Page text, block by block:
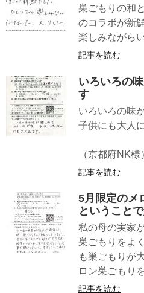
巣ごもりの和
のコラボが新
楽しみながら
記事を読む
いろいろの
す
いろいろの味
子供にも大人
（京都府
記事を読む
5月限定のメ
ということ
私の母の実家
巣ごもりをよ
も巣ごもりが
ロン巣ごもり
記事を読む